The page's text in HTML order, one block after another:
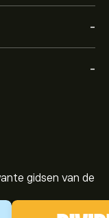
-
-
gidsen van de